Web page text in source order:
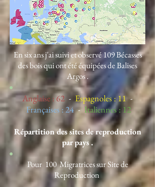
En six ans j'ai suivi et observé 109 Bécasses
des bois qui ont été équipées de Balises
Argos .
Anglaise : 62 -Espagnoles : 11-
Françaises : 24- Italiennes : 12
Répartition des sites de reproduction
par pays .
Pour 100 Migratrices sur Site de
Reproduction